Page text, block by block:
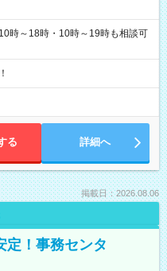
～18時・10時～19時も相談可
る 詳細へ
掲載日：2026.08.06
定！事務センタ